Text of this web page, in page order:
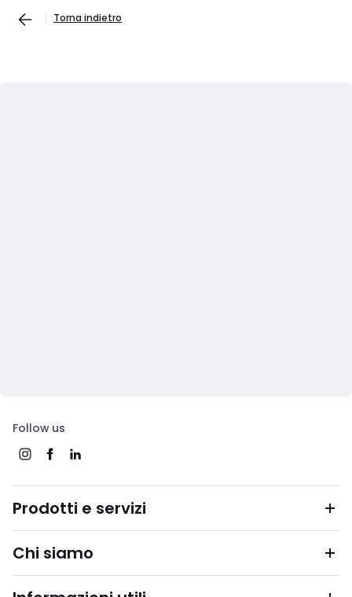
Torna indietro
Follow us
Prodotti e servizi
Chi siamo